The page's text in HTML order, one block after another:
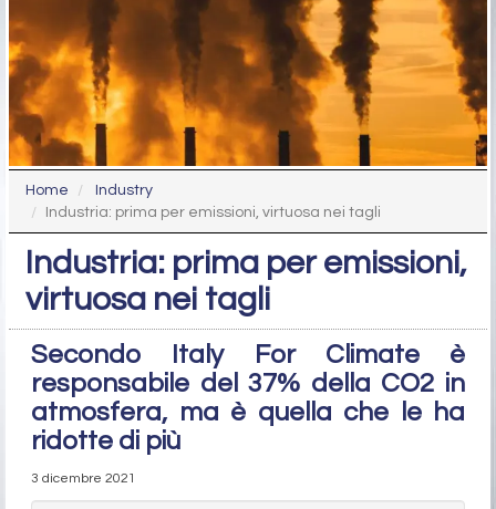
Home
Industry
Industria: prima per emissioni, virtuosa nei tagli
Industria: prima per emissioni,
virtuosa nei tagli
Secondo Italy For Climate è
responsabile del 37% della CO2 in
atmosfera, ma è quella che le ha
ridotte di più
3 dicembre 2021